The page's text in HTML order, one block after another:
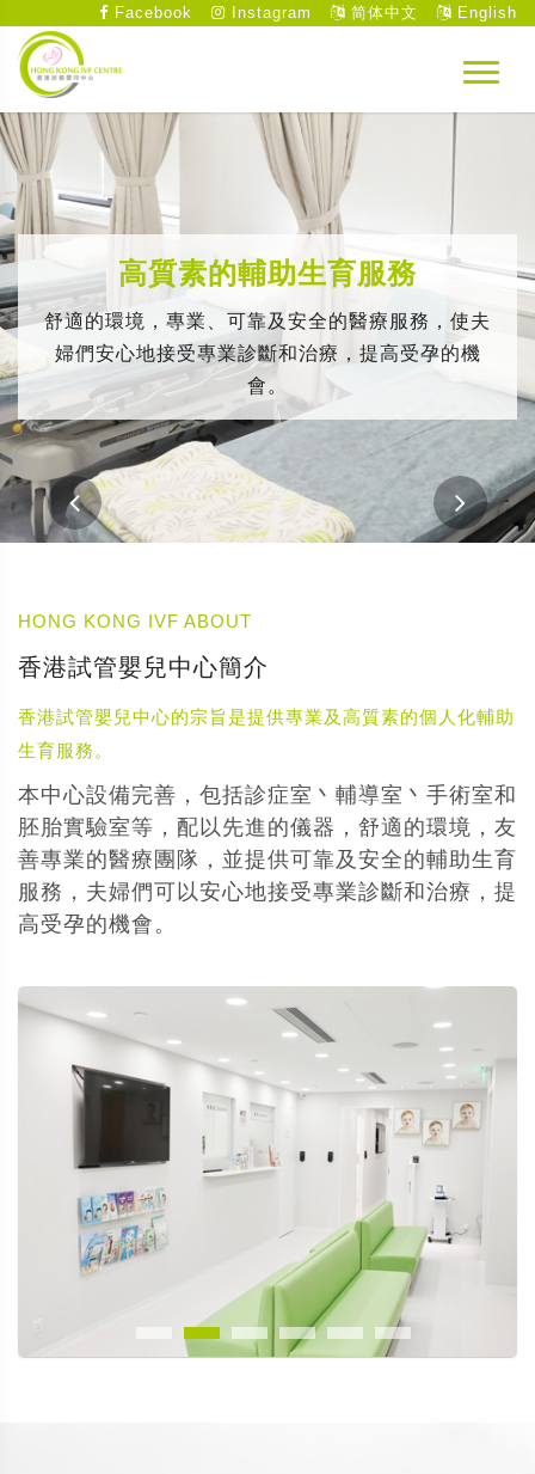
Facebook Instagram 简体中文 English
高質素的輔助生育服務
舒適的環境，專業、可靠及安全的醫療服務，使夫
婦們安心地接受專業診斷和治療，提高受孕的機
會。
HONG KONG IVF ABOUT
香港試管嬰兒中心簡介
香港試管嬰兒中心的宗旨是提供專業及高質素的個人化輔助
生育服務。
本中心設備完善，包括診症室丶輔導室丶手術室和
胚胎實驗室等，配以先進的儀器，舒適的環境，友
善專業的醫療團隊，並提供可靠及安全的輔助生育
服務，夫婦們可以安心地接受專業診斷和治療，提
高受孕的機會。